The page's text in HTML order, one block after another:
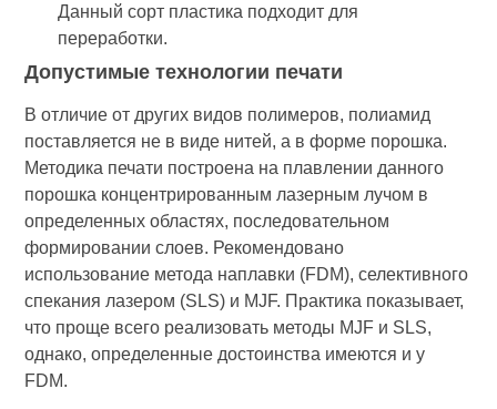
Данный сорт пластика подходит для
переработки.
Допустимые технологии печати
В отличие от других видов полимеров, полиамид
поставляется не в виде нитей, а в форме порошка.
Методика печати построена на плавлении данного
порошка концентрированным лазерным лучом в
определенных областях, последовательном
формировании слоев. Рекомендовано
использование метода наплавки (FDM), селективного
спекания лазером (SLS) и MJF. Практика показывает,
что проще всего реализовать методы MJF и SLS,
однако, определенные достоинства имеются и у
FDM.